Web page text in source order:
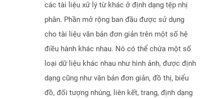
các tài liệu xử lý từ khác ở định dạng tệp nhị
phân. Phần mở rộng ban đầu được sử dụng
cho tài liệu văn bản đơn giản trên một số hệ
điều hành khác nhau. Nó có thể chứa một số
loại dữ liệu khác nhau như hình ảnh, được định
dạng cũng như văn bản đơn giản, đồ thị, biểu
đồ, đối tượng nhúng, liên kết, trang, định dạng